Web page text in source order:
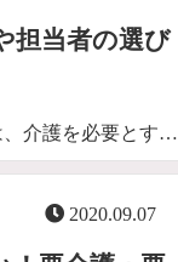
担当者の選び
、介護を必要とす…
2020.09.07